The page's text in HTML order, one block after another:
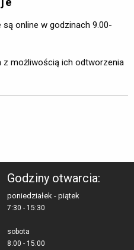
online w godzinach 9.00-
z możliwością ich odtworzenia
Godziny otwarcia:
poniedziałek - piątek
7:30 - 15:30
sobota
8:00 - 15:00